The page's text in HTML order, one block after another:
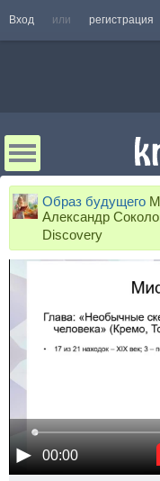
Вход или регистрация
Образ будущего
Александр
Discovery
00:00